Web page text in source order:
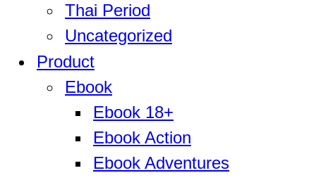
Thai Period
Uncategorized
Product
Ebook
Ebook 18+
Ebook Action
Ebook Adventures